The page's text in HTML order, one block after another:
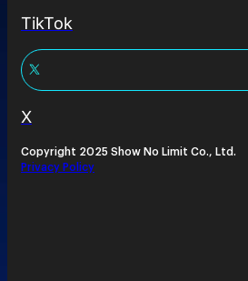
TikTok
X
Copyright 2025 Show No Limit Co., Ltd.
Privacy Policy